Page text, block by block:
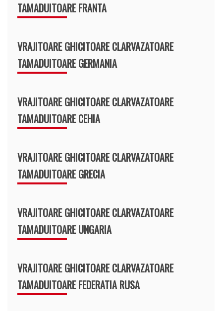
TAMADUITOARE FRANTA
VRAJITOARE GHICITOARE CLARVAZATOARE
TAMADUITOARE GERMANIA
VRAJITOARE GHICITOARE CLARVAZATOARE
TAMADUITOARE CEHIA
VRAJITOARE GHICITOARE CLARVAZATOARE
TAMADUITOARE GRECIA
VRAJITOARE GHICITOARE CLARVAZATOARE
TAMADUITOARE UNGARIA
VRAJITOARE GHICITOARE CLARVAZATOARE
TAMADUITOARE FEDERATIA RUSA